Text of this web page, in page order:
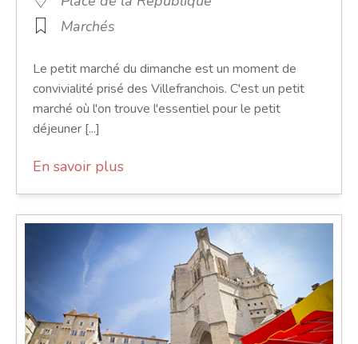
Marchés
Le petit marché du dimanche est un moment de
convivialité prisé des Villefranchois. C'est un petit
marché où l'on trouve l'essentiel pour le petit
déjeuner [...]
En savoir plus